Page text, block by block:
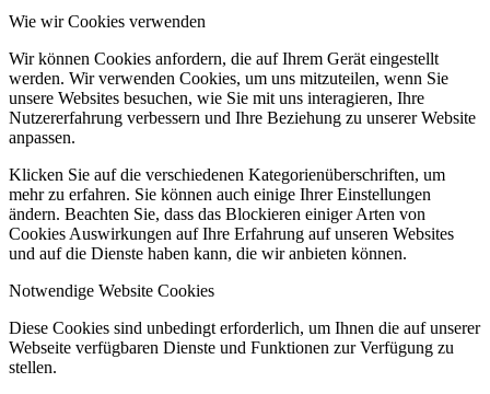
Wie wir Cookies verwenden
Wir können Cookies anfordern, die auf Ihrem Gerät eingestellt
werden. Wir verwenden Cookies, um uns mitzuteilen, wenn Sie
unsere Websites besuchen, wie Sie mit uns interagieren, Ihre
Nutzererfahrung verbessern und Ihre Beziehung zu unserer Website
anpassen.
Klicken Sie auf die verschiedenen Kategorienüberschriften, um
mehr zu erfahren. Sie können auch einige Ihrer Einstellungen
ändern. Beachten Sie, dass das Blockieren einiger Arten von
Cookies Auswirkungen auf Ihre Erfahrung auf unseren Websites
und auf die Dienste haben kann, die wir anbieten können.
Notwendige Website Cookies
Diese Cookies sind unbedingt erforderlich, um Ihnen die auf unserer
Webseite verfügbaren Dienste und Funktionen zur Verfügung zu
stellen.